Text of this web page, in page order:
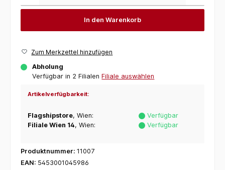
In den Warenkorb
Zum Merkzettel hinzufügen
Abholung
Verfügbar in 2 Filialen Filiale auswählen
Artikelverfügbarkeit:
Flagshipstore, Wien:
Verfügbar
Filiale Wien 14, Wien: Verfügbar
Produktnummer: 11007
EAN: 5453001045986